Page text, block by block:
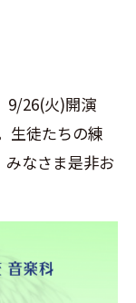
9/26(火)開演
生徒たちの練
みなさま是非お